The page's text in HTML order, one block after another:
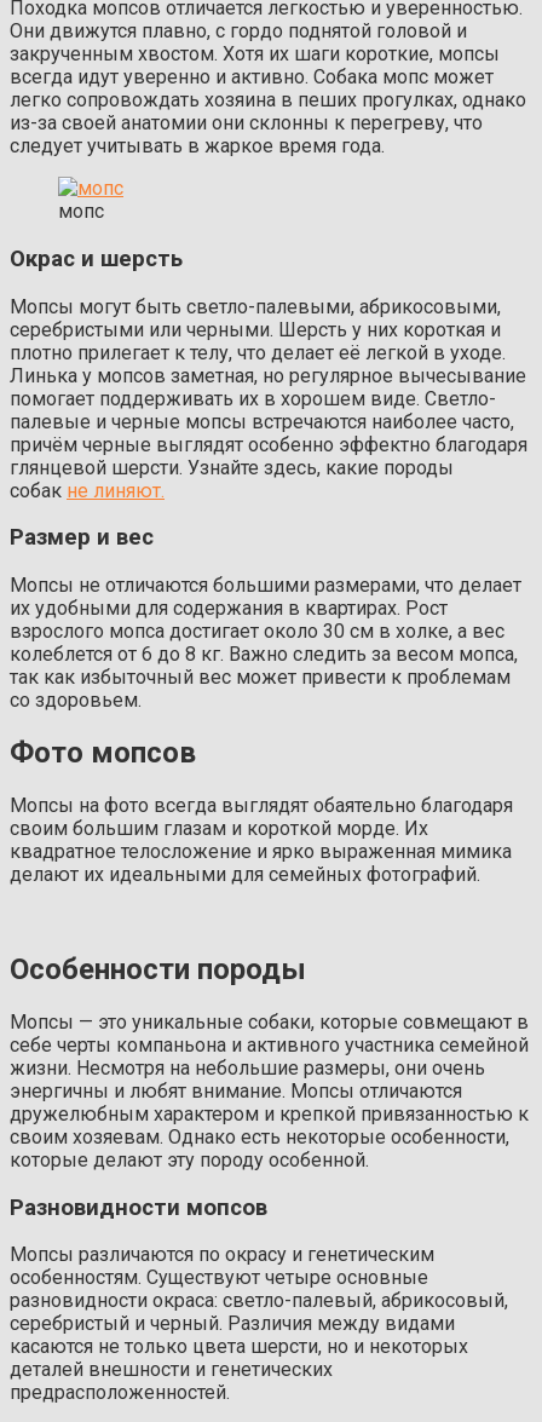
Походка мопсов отличается легкостью и уверенностью.
Они движутся плавно, с гордо поднятой головой и
закрученным хвостом. Хотя их шаги короткие, мопсы
всегда идут уверенно и активно. Собака мопс может
легко сопровождать хозяина в пеших прогулках, однако
из-за своей анатомии они склонны к перегреву, что
следует учитывать в жаркое время года.
мопс
Окрас и шерсть
Мопсы могут быть светло-палевыми, абрикосовыми,
серебристыми или черными. Шерсть у них короткая и
плотно прилегает к телу, что делает её легкой в уходе.
Линька у мопсов заметная, но регулярное вычесывание
помогает поддерживать их в хорошем виде. Светло-
палевые и черные мопсы встречаются наиболее часто,
причём черные выглядят особенно эффектно благодаря
глянцевой шерсти. Узнайте здесь, какие породы
собак не линяют.
Размер и вес
Мопсы не отличаются большими размерами, что делает
их удобными для содержания в квартирах. Рост
взрослого мопса достигает около 30 см в холке, а вес
колеблется от 6 до 8 кг. Важно следить за весом мопса,
так как избыточный вес может привести к проблемам
со здоровьем.
Фото мопсов
Мопсы на фото всегда выглядят обаятельно благодаря
своим большим глазам и короткой морде. Их
квадратное телосложение и ярко выраженная мимика
делают их идеальными для семейных фотографий.
Особенности породы
Мопсы — это уникальные собаки, которые совмещают в
себе черты компаньона и активного участника семейной
жизни. Несмотря на небольшие размеры, они очень
энергичны и любят внимание. Мопсы отличаются
дружелюбным характером и крепкой привязанностью к
своим хозяевам. Однако есть некоторые особенности,
которые делают эту породу особенной.
Разновидности мопсов
Мопсы различаются по окрасу и генетическим
особенностям. Существуют четыре основные
разновидности окраса: светло-палевый, абрикосовый,
серебристый и черный. Различия между видами
касаются не только цвета шерсти, но и некоторых
деталей внешности и генетических
предрасположенностей.